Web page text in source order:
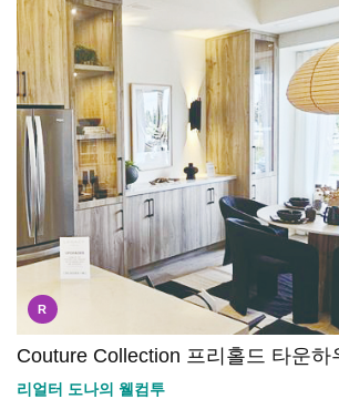
R
Couture Collection 프리홀드 타운하
리얼터 도나의 웰컴투